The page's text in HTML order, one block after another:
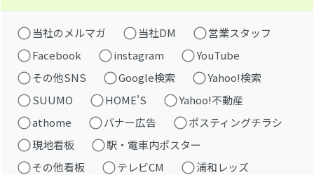
当社のメルマガ 当社DM
営業スタッフ
Facebook
instagram
YouTube
その他SNS
Google検索
Yahoo!検索
SUUMO
HOME'S
Yahoo!不動産
athome
バナー広告
ポスティングチラシ
現地看板
駅・電車内ポスター
その他看板
テレビCM
浦和レッズ